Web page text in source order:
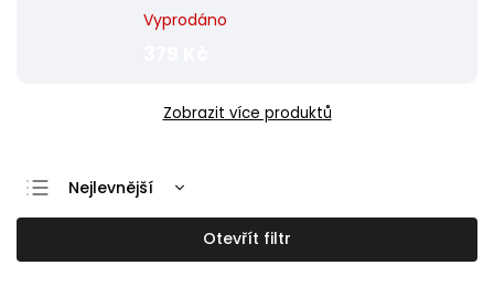
Vyprodáno
Zobrazit více produktů
Nejlevnější
Nejdražší
Nejprodávanější
Otevřít filtr